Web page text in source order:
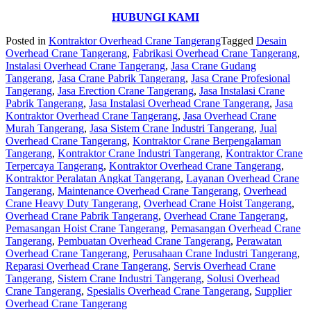
HUBUNGI KAMI
Posted in Kontraktor Overhead Crane TangerangTagged Desain
Overhead Crane Tangerang, Fabrikasi Overhead Crane Tangerang,
Instalasi Overhead Crane Tangerang, Jasa Crane Gudang
Tangerang, Jasa Crane Pabrik Tangerang, Jasa Crane Profesional
Tangerang, Jasa Erection Crane Tangerang, Jasa Instalasi Crane
Pabrik Tangerang, Jasa Instalasi Overhead Crane Tangerang, Jasa
Kontraktor Overhead Crane Tangerang, Jasa Overhead Crane
Murah Tangerang, Jasa Sistem Crane Industri Tangerang, Jual
Overhead Crane Tangerang, Kontraktor Crane Berpengalaman
Tangerang, Kontraktor Crane Industri Tangerang, Kontraktor Crane
Terpercaya Tangerang, Kontraktor Overhead Crane Tangerang,
Kontraktor Peralatan Angkat Tangerang, Layanan Overhead Crane
Tangerang, Maintenance Overhead Crane Tangerang, Overhead
Crane Heavy Duty Tangerang, Overhead Crane Hoist Tangerang,
Overhead Crane Pabrik Tangerang, Overhead Crane Tangerang,
Pemasangan Hoist Crane Tangerang, Pemasangan Overhead Crane
Tangerang, Pembuatan Overhead Crane Tangerang, Perawatan
Overhead Crane Tangerang, Perusahaan Crane Industri Tangerang,
Reparasi Overhead Crane Tangerang, Servis Overhead Crane
Tangerang, Sistem Crane Industri Tangerang, Solusi Overhead
Crane Tangerang, Spesialis Overhead Crane Tangerang, Supplier
Overhead Crane Tangerang